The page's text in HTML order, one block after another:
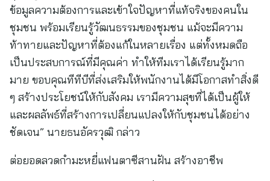
ข้อมูลความต้องการและเข้าใจปัญหาที่แท้จริงของคนใน
ชุมชน พร้อมเรียนรู้วัฒนธรรมของชุมชน แม้จะมีความ
ท้าทายและปัญหาที่ต้องแก้ในหลายเรื่อง แต่ทั้งหมดถือ
เป็นประสบการณ์ที่มีคุณค่า ทำให้ทีมเราได้เรียนรู้มาก
มาย ขอบคุณทีทีบีที่ส่งเสริมให้พนักงานได้มีโอกาสทำสิ่งดี
ๆ สร้างประโยชน์ให้กับสังคม เรามีความสุขที่ได้เป็นผู้ให้
และผลลัพธ์ที่สร้างการเปลี่ยนแปลงให้กับชุมชนได้อย่าง
ชัดเจน” นายธนอัครวุฒิ กล่าว
ต่อยอดลวดกำมะหยี่แฟนตาซีสานฝัน สร้างอาชีพ